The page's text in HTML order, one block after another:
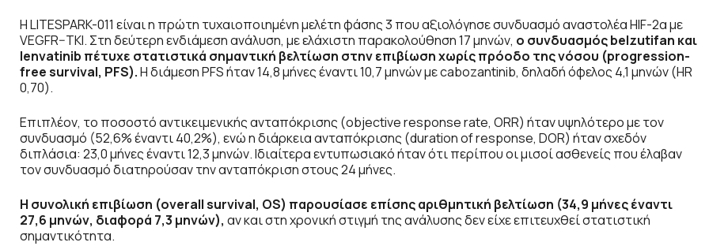
Η LITESPARK-011 είναι η πρώτη τυχαιοποιημένη μελέτη φάσης 3 που αξιολόγησε συνδυασμό αναστολέα HIF-2α με
VEGFR–TKI. Στη δεύτερη ενδιάμεση ανάλυση, με ελάχιστη παρακολούθηση 17 μηνών, ο συνδυασμόςbelzutifan και
lenvatinib πέτυχε στατιστικά σημαντική βελτίωση στην επιβίωση χωρίς πρόοδο της νόσου (progression-
freesurvival, PFS).Η διάμεση PFS ήταν 14,8 μήνες έναντι 10,7 μηνών με cabozantinib, δηλαδή όφελος 4,1 μηνών (HR
0,70).
Επιπλέον, το ποσοστό αντικειμενικής ανταπόκρισης (objective response rate, ORR) ήταν υψηλότερο με τον
συνδυασμό (52,6% έναντι 40,2%), ενώ η διάρκεια ανταπόκρισης (duration of response, DOR) ήταν σχεδόν
διπλάσια: 23,0 μήνες έναντι 12,3 μηνών. Ιδιαίτερα εντυπωσιακό ήταν ότι περίπου οι μισοί ασθενείς που έλαβαν
τον συνδυασμό διατηρούσαν την ανταπόκριση στους 24 μήνες.
Η συνολική επιβίωση (overallsurvival, OS) παρουσίασε επίσης αριθμητική βελτίωση (34,9 μήνες έναντι
27,6 μηνών, διαφορά 7,3 μηνών), αν και στη χρονική στιγμή της ανάλυσης δεν είχε επιτευχθεί στατιστική
σημαντικότητα.